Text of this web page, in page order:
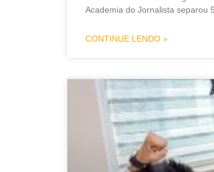
Academia do Jornalista separou
CONTINUE LENDO »